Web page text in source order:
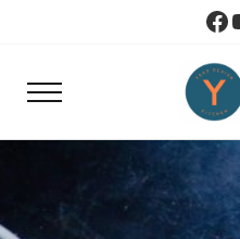
Skip to header right
Menu
Yoko